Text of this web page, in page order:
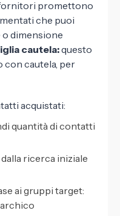
fornitori promettono
che puoi
dimensione
cautela:questo
con cautela, per
acquistati:
quantità di contatti
ricerca iniziale
ai gruppi target: